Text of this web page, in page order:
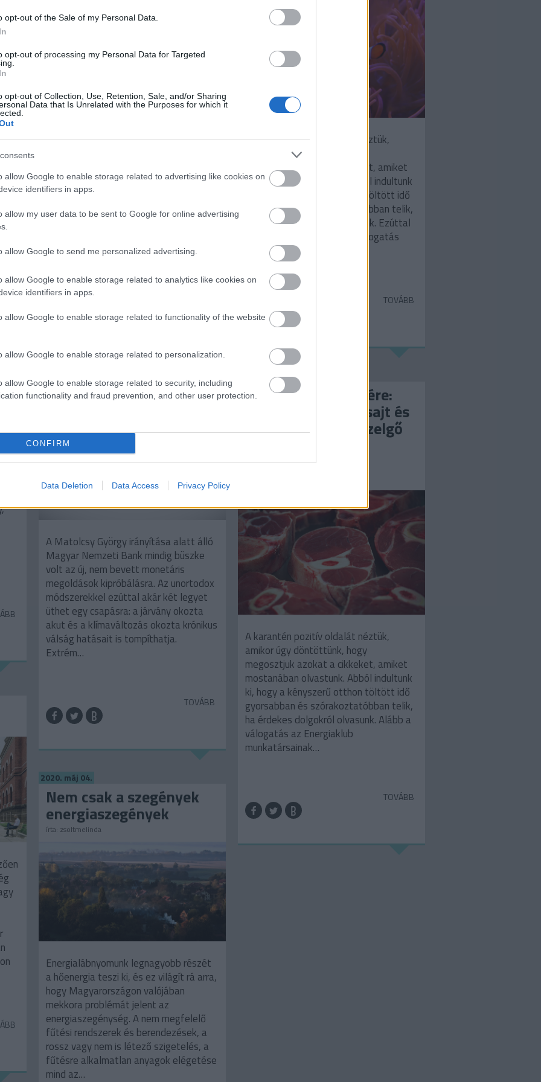
opt-out of the Sale of my Personal Data.
opt-out of processing my Personal Data for Targeted
opt-out of Collection, Use, Retention, Sale, and/or Sharing
Data that Is Unrelated with the Purposes for which it
allow Google to enable storage related to advertising like cookies on
identifiers in apps.
allow my user data to be sent to Google for online advertising
allow Google to send me personalized advertising.
allow Google to enable storage related to analytics like cookies on
identifiers in apps.
allow Google to enable storage related to functionality of the website
allow Google to enable storage related to personalization.
allow Google to enable storage related to security, including
functionality and fraud prevention, and other user protection.
CONFIRM
Data Deletion Data Access Privacy Policy
húsról és a tejről, de nem túl divatos
elvárásaik vannak, és a
legkomolyabb környezeti kihívásnak.
Megmérték a magyarokat. Fotó:
TOVÁBB
2020. máj 11.
Unortodox idők
unortodox megoldásokat
követelnek
írta:and.ferenczi
A Matolcsy György irányítása alatt álló
Magyar Nemzeti Bank mindig büszke
volt az új, nem bevett monetáris
megoldások kipróbálásra. Az unortodox
módszerekkel ezúttal akár két legyet
üthet egy csapásra: a járvány okozta
akut és a klímaváltozás okozta krónikus
válság hatásait is tompíthatja.
Extrém…
TOVÁBB
2020. máj 04.
Nem csak a szegények
energiaszegények
írta: zsoltmelinda
Energialábnyomunk legnagyobb részét
a hőenergia teszi ki, és ez világít rá arra,
hogy Magyarországon valójában
mekkora problémát jelent az
energiaszegénység. A nem megfelelő
fűtési rendszerek és berendezések, a
rossz vagy nem is létező szigetelés, a
fűtésre alkalmatlan anyagok elégetése
mind az…
az
A karantén pozitív oldalát néztük,
amikor úgy döntöttünk, hogy
megosztjuk azokat a cikkeket, amiket
mostanában olvastunk. Abból indultunk
ki, hogy a kényszerű otthon töltött idő
gyorsabban és szórakoztatóbban telik,
ha érdekes dolgokról olvasunk. Ezúttal
filmet is hoztunk. Alább a válogatás
TOVÁBB
2020. máj 08.
Cikkajánló hétvégére:
marhahús, csoki, sajt és
a kibocsátás, a közelgő
technika csodái
A karantén pozitív oldalát néztük,
amikor úgy döntöttünk, hogy
megosztjuk azokat a cikkeket, amiket
mostanában olvastunk. Abból indultunk
ki, hogy a kényszerű otthon töltött idő
gyorsabban és szórakoztatóbban telik,
ha érdekes dolgokról olvasunk. Alább a
válogatás az Energiaklub
munkatársainak…
TOVÁBB